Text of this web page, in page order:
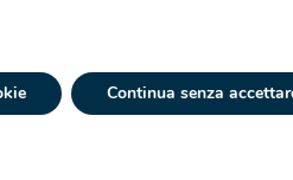
Impr. (VA) - IT 00334560125 Estero
Cantabria S.A. España
Continua senza